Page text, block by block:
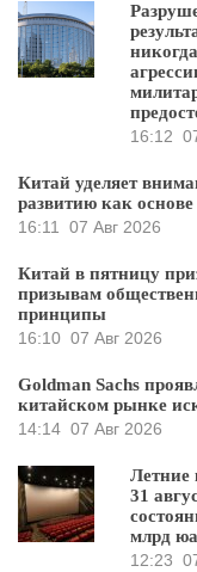
16:12
Китай уделяет
развитию как
16:11
07 Авг 2026
Китай в пятницу
призывам
принципы
16:10 07 Авг 2026
Goldman Sachs
китайском рынке
14:14 07 Авг 2026
Летние
31
млрд
12:23